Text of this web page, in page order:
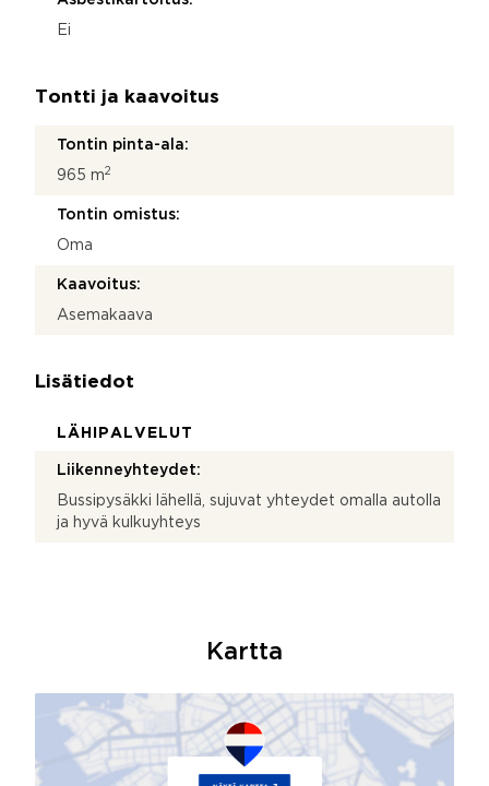
Ei
Tontti ja kaavoitus
Tontin pinta-ala:
965 m2
Tontin omistus:
Oma
Kaavoitus:
Asemakaava
Lisätiedot
LÄHIPALVELUT
Liikenneyhteydet:
Bussipysäkki lähellä, sujuvat yhteydet omalla autolla
ja hyvä kulkuyhteys
Kartta